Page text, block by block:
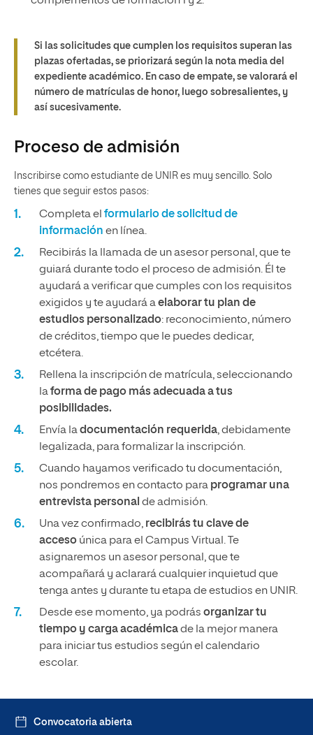
Si las solicitudes que cumplen los requisitos superan las
plazas ofertadas, se priorizará según la nota media del
expediente académico. En caso de empate, se valorará el
número de matrículas de honor, luego sobresalientes, y
así sucesivamente.
Proceso de admisión
Inscribirse como estudiante de UNIR es muy sencillo. Solo
tienes que seguir estos pasos:
Completa el formulario de solicitud de
información en línea.
Recibirás la llamada de un asesor personal, que te
guiará durante todo el proceso de admisión. Él te
ayudará a verificar que cumples con los requisitos
exigidos y te ayudará aelaborar tu plan de
estudios personalizado: reconocimiento, número
de créditos, tiempo que le puedes dedicar,
etcétera.
Rellena la inscripción de matrícula, seleccionando
laforma de pago más adecuada a tus
posibilidades.
Envía ladocumentación requerida, debidamente
legalizada, para formalizar la inscripción.
Cuando hayamos verificado tu documentación,
nos pondremos en contacto para programar una
entrevista personal de admisión.
Una vez confirmado, recibirás tu clave de
acceso única para el Campus Virtual. Te
asignaremos un asesor personal, que te
acompañará y aclarará cualquier inquietud que
tenga antes y durante tu etapa de estudios en UNIR.
Desde ese momento, ya podrás organizar tu
tiempo y carga académicade la mejor manera
para iniciar tus estudios según el calendario
escolar.
Convocatoria abierta